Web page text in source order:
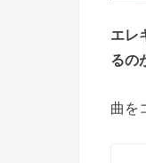
エレ
るの
曲を